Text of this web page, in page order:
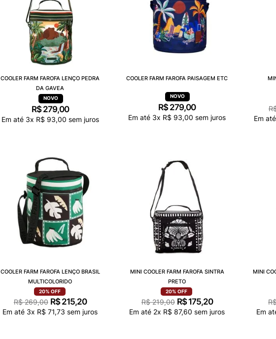
COOLER FARM FAROFA LENÇO PEDRA
DA GAVEA
R$ 279,00
Em até 3x R$ 93,00 sem juros
COOLER FARM FAROFA PAISAGEM ETC
R$279,00
Em até 3x R$ 93,00 sem juros Em até
COOLER FARM FAROFA LENÇO BRASIL
MULTICOLORIDO
20% OFF
R$ 269,00 R$ 215,20
Em até 3x R$ 71,73 sem juros
MINI COOLER FARM FAROFA SINTRA
PRETO
20% OFF
R$ 219,00 R$ 175,20
Em até 2x R$ 87,60 sem juros
MINI
Em